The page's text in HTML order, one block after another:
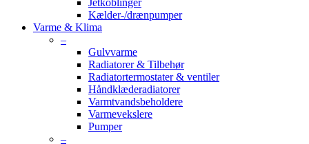
Jetkoblinger
Kælder-/drænpumper
Varme & Klima
–
Gulvvarme
Radiatorer & Tilbehør
Radiatortermostater & ventiler
Håndklæderadiatorer
Varmtvandsbeholdere
Varmevekslere
Pumper
–